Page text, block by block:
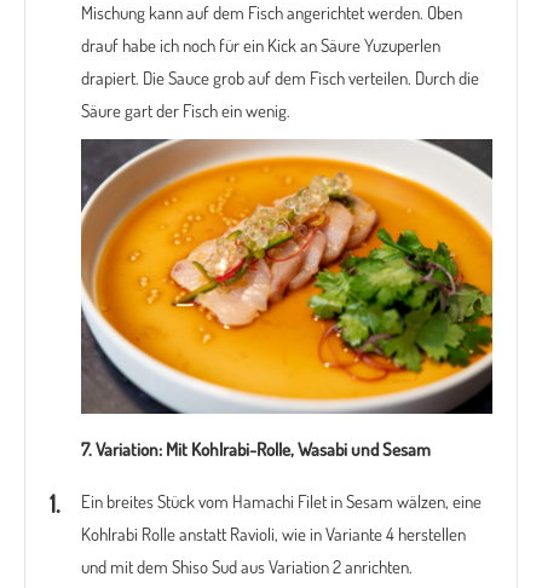
Mischung kann auf dem Fisch angerichtet werden. Oben
drauf habe ich noch für ein Kick an Säure Yuzuperlen
drapiert. Die Sauce grob auf dem Fisch verteilen. Durch die
Säure gart der Fisch ein wenig.
7. Variation: Mit Kohlrabi-Rolle, Wasabi und Sesam
Ein breites Stück vom Hamachi Filet in Sesam wälzen, eine
Kohlrabi Rolle anstatt Ravioli, wie in Variante 4 herstellen
und mit dem Shiso Sud aus Variation 2 anrichten.